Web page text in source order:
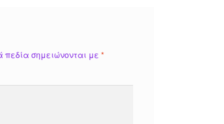
πεδία σημειώνονται με*